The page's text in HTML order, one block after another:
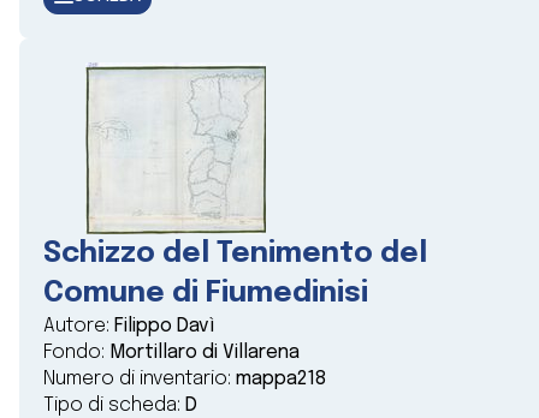
Schizzo del Tenimento del
Comune di Fiumedinisi
Autore: Filippo Davì
Fondo: Mortillaro di Villarena
Numero di inventario: mappa218
Tipo di scheda: D